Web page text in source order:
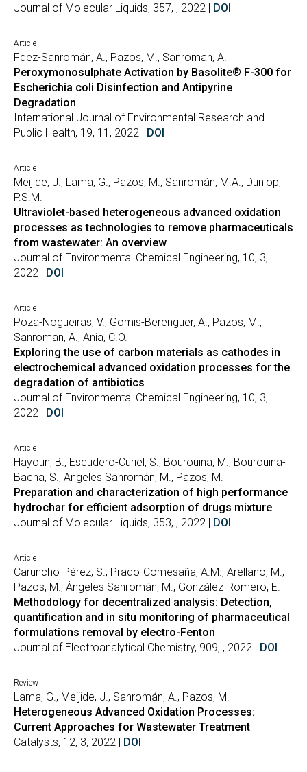
Journal of Molecular Liquids, 357, , 2022 | DOI
Article
Fdez-Sanromán, A., Pazos, M., Sanroman, A.
Peroxymonosulphate Activation by Basolite® F-300 for
Escherichia coli Disinfection and Antipyrine
Degradation
International Journal of Environmental Research and
Public Health, 19, 11, 2022 | DOI
Article
Meijide, J., Lama, G., Pazos, M., Sanromán, M.A., Dunlop,
P.S.M.
Ultraviolet-based heterogeneous advanced oxidation
processes as technologies to remove pharmaceuticals
from wastewater: An overview
Journal of Environmental Chemical Engineering, 10, 3,
2022 | DOI
Article
Poza-Nogueiras, V., Gomis-Berenguer, A., Pazos, M.,
Sanroman, A., Ania, C.O.
Exploring the use of carbon materials as cathodes in
electrochemical advanced oxidation processes for the
degradation of antibiotics
Journal of Environmental Chemical Engineering, 10, 3,
2022 | DOI
Article
Hayoun, B., Escudero-Curiel, S., Bourouina, M., Bourouina-
Bacha, S., Angeles Sanromán, M., Pazos, M.
Preparation and characterization of high performance
hydrochar for efficient adsorption of drugs mixture
Journal of Molecular Liquids, 353, , 2022 | DOI
Article
Caruncho-Pérez, S., Prado-Comesaña, A.M., Arellano, M.,
Pazos, M., Ángeles Sanromán, M., González-Romero, E.
Methodology for decentralized analysis: Detection,
quantification and in situ monitoring of pharmaceutical
formulations removal by electro-Fenton
Journal of Electroanalytical Chemistry, 909, , 2022 | DOI
Review
Lama, G., Meijide, J., Sanromán, A., Pazos, M.
Heterogeneous Advanced Oxidation Processes:
Current Approaches for Wastewater Treatment
Catalysts, 12, 3, 2022 | DOI